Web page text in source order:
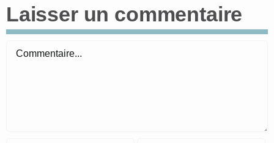
Laisser un commentaire
Commentaire